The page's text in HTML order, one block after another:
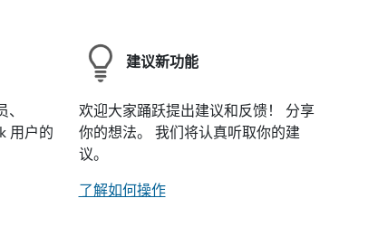
用户的
建议新功能
欢迎大家踊跃提出建议和反馈！ 分享
你的想法。 我们将认真听取你的建
议。
了解如何操作